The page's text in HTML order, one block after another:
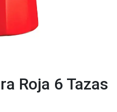
Roja 6 Tazas